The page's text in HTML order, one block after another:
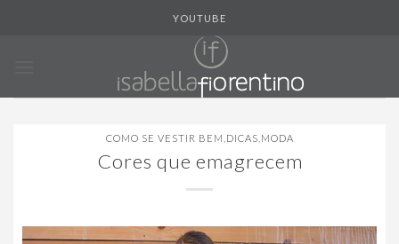
YOUTUBE
COMO SE VESTIR BEM DICAS MODA
Cores que emagrecem